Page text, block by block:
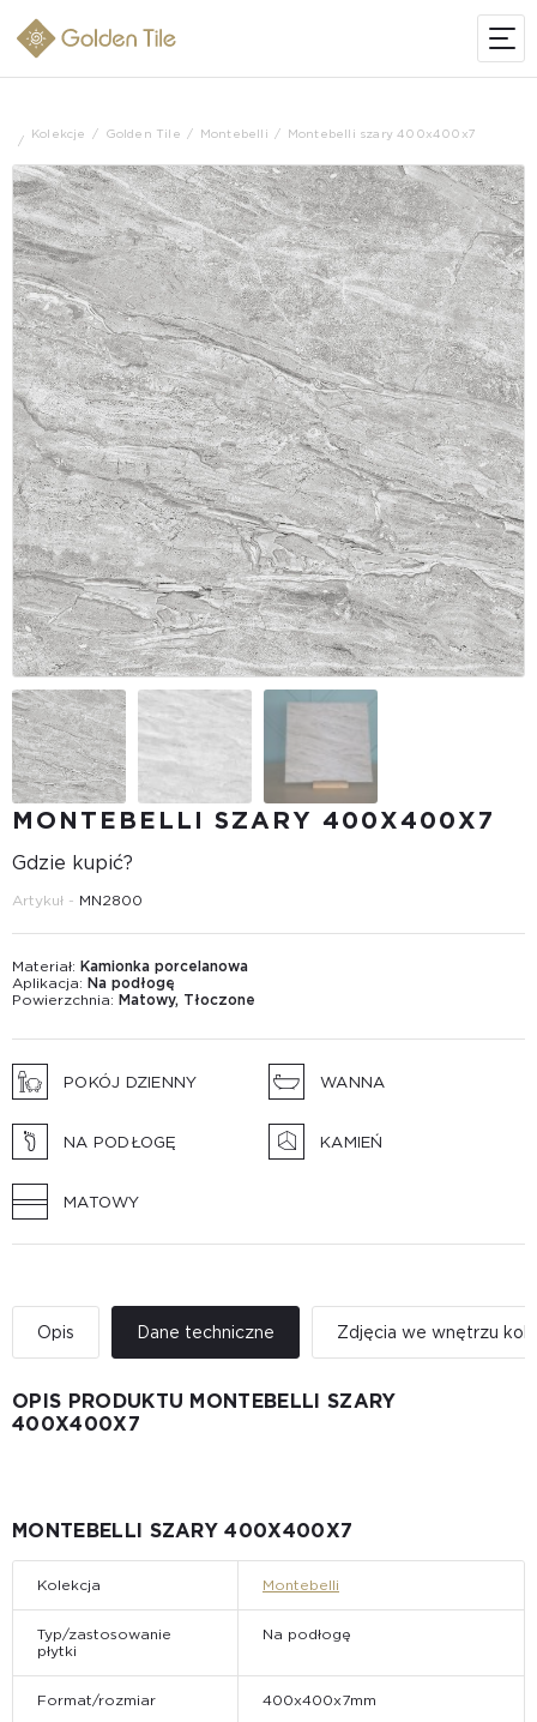
Kolekcje Golden Tile Montebelli Montebelli szary 400х400x7
MONTEBELLI SZARY 400Х400X7
Gdzie kupić?
Artykuł - MN2800
Materiał: Kamionka porcelanowa
Aplikacja: Na podłogę
Powierzchnia: Matowy, Tłoczone
POKÓJ DZIENNY WANNA
NA PODŁOGĘ KAMIEŃ
MATOWY
Opis Dane techniczne Zdjęcia we wnętrzu
OPIS PRODUKTU MONTEBELLI SZARY
400Х400X7
MONTEBELLI SZARY 400Х400X7
Kolekcja Montebelli
Typ/zastosowanie
płytki
Na podłogę
Format/rozmiar 400x400x7mm